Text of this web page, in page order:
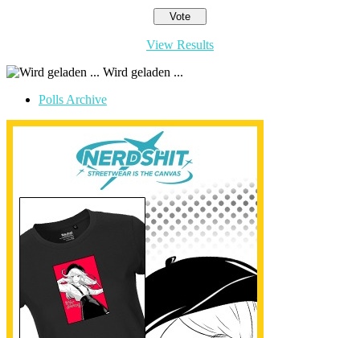
View Results
Wird geladen ...
Polls Archive